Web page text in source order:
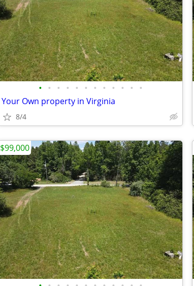
• • • • • • • • • • • •
Your Own property in Virginia
8/4
$99,000